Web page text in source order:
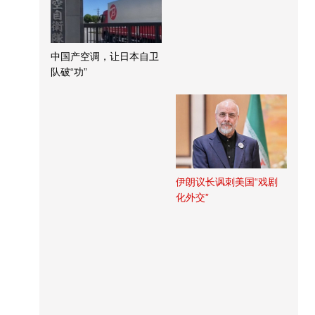
中国产空调，让日本自卫
队破“功”
伊朗议长讽刺美国“戏剧
化外交”